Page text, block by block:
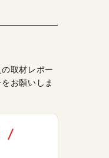
取材レポー
お願いしま